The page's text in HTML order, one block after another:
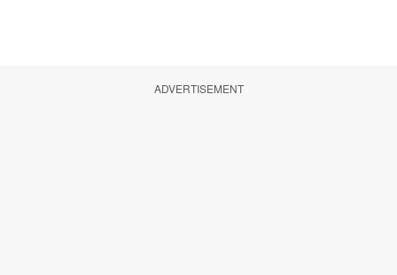
ADVERTISEMENT